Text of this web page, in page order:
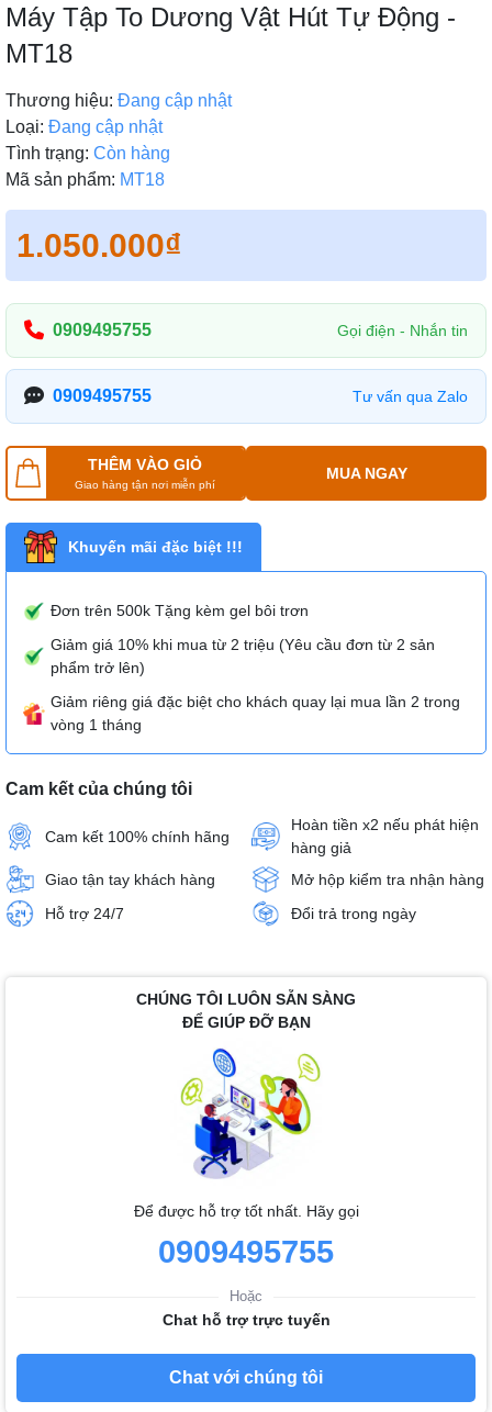
Máy Tập To Dương Vật Hút Tự Động -
MT18
Thương hiệu: Đang cập nhật
Loại: Đang cập nhật
Tình trạng: Còn hàng
Mã sản phẩm: MT18
1.050.000₫
0909495755 Gọi điện - Nhắn tin
0909495755 Tư vấn qua Zalo
THÊM VÀO GIỎ
Giao hàng tận nơi miễn phí
MUA NGAY
Khuyến mãi đặc biệt !!!
Đơn trên 500k Tặng kèm gel bôi trơn
Giảm giá 10% khi mua từ 2 triệu (Yêu cầu đơn từ 2 sản
phẩm trở lên)
Giảm riêng giá đặc biệt cho khách quay lại mua lần 2 trong
vòng 1 tháng
Cam kết của chúng tôi
Cam kết 100% chính hãng
Hoàn tiền x2 nếu phát hiện
hàng giả
Giao tận tay khách hàng
Mở hộp kiểm tra nhận hàng
Hỗ trợ 24/7
Đổi trả trong ngày
CHÚNG TÔI LUÔN SẴN SÀNG
ĐỂ GIÚP ĐỠ BẠN
Để được hỗ trợ tốt nhất. Hãy gọi
0909495755
Hoặc
Chat hỗ trợ trực tuyến
Chat với chúng tôi